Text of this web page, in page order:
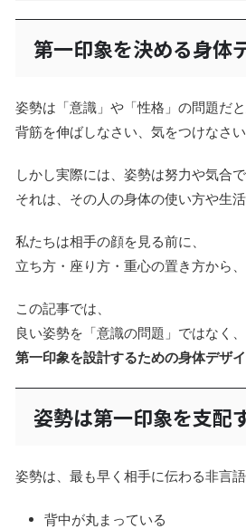
第一印象を決める身体
姿勢は「意識」や「性格」の問題だと
背筋を伸ばしなさい、気をつけなさ
しかし実際には、姿勢は努力や気合
それは、その人の身体の使い方や生
私たちは相手の顔を見る前に、
立ち方・座り方・重心の置き方から
この記事では、
良い姿勢を「意識の問題」ではなく、
第一印象を設計するための身体デザ
姿勢は第一印象を支配
姿勢は、最も早く相手に伝わる非言語
背中が丸まっている